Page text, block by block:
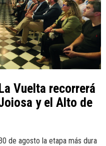
Vuelta recorrerá
y el Alto de
de agosto la etapa más dura